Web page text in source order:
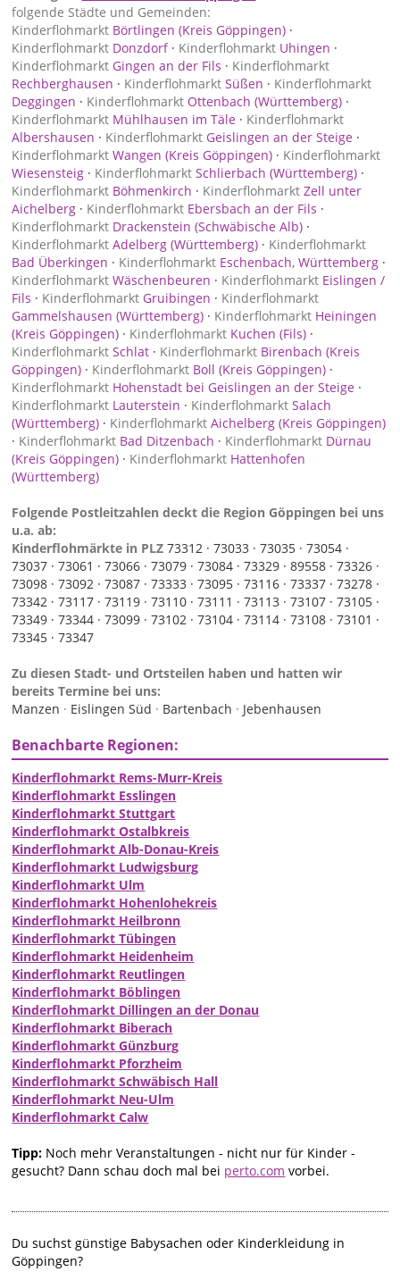
folgende Städte und Gemeinden:
Kinderflohmarkt Börtlingen (Kreis Göppingen) ·
Kinderflohmarkt Donzdorf· Kinderflohmarkt Uhingen ·
Kinderflohmarkt Gingen an der Fils · Kinderflohmarkt
Rechberghausen · Kinderflohmarkt Süßen · Kinderflohmarkt
Deggingen · Kinderflohmarkt Ottenbach (Württemberg) ·
Kinderflohmarkt Mühlhausen im Täle · Kinderflohmarkt
Albershausen · Kinderflohmarkt Geislingen an der Steige ·
Kinderflohmarkt Wangen (Kreis Göppingen) · Kinderflohmarkt
Wiesensteig · Kinderflohmarkt Schlierbach (Württemberg) ·
Kinderflohmarkt Böhmenkirch · Kinderflohmarkt Zell unter
Aichelberg · Kinderflohmarkt Ebersbach an der Fils ·
Kinderflohmarkt Drackenstein (Schwäbische Alb) ·
Kinderflohmarkt Adelberg (Württemberg) · Kinderflohmarkt
Bad Überkingen · Kinderflohmarkt Eschenbach, Württemberg ·
Kinderflohmarkt Wäschenbeuren · Kinderflohmarkt Eislingen /
Fils · Kinderflohmarkt Gruibingen · Kinderflohmarkt
Gammelshausen (Württemberg) · Kinderflohmarkt Heiningen
(Kreis Göppingen) · Kinderflohmarkt Kuchen (Fils) ·
Kinderflohmarkt Schlat · Kinderflohmarkt Birenbach (Kreis
Göppingen) · Kinderflohmarkt Boll (Kreis Göppingen) ·
Kinderflohmarkt Hohenstadt bei Geislingen an der Steige ·
Kinderflohmarkt Lauterstein · Kinderflohmarkt Salach
(Württemberg) · Kinderflohmarkt Aichelberg (Kreis Göppingen)
· Kinderflohmarkt Bad Ditzenbach · Kinderflohmarkt Dürnau
(Kreis Göppingen) · Kinderflohmarkt Hattenhofen
(Württemberg)
Folgende Postleitzahlen deckt die Region Göppingen bei uns
u.a. ab:
Kinderflohmärkte in PLZ73312 ·73033 ·73035 ·73054 ·
73037 ·73061 ·73066 ·73079 ·73084 ·73329 ·89558 ·73326 ·
73098 ·73092 ·73087 ·73333 ·73095 ·73116 ·73337 ·73278 ·
73342 ·73117 ·73119 ·73110 ·73111 ·73113 ·73107 ·73105 ·
73349 ·73344 ·73099 ·73102 ·73104 ·73114 ·73108 ·73101 ·
73345 ·73347
Zu diesen Stadt- und Ortsteilen haben und hatten wir
bereits Termine bei uns:
Manzen · Eislingen Süd · Bartenbach · Jebenhausen
Benachbarte Regionen:
Kinderflohmarkt Rems-Murr-Kreis
Kinderflohmarkt Esslingen
Kinderflohmarkt Stuttgart
Kinderflohmarkt Ostalbkreis
Kinderflohmarkt Alb-Donau-Kreis
Kinderflohmarkt Ludwigsburg
Kinderflohmarkt Ulm
Kinderflohmarkt Hohenlohekreis
Kinderflohmarkt Heilbronn
Kinderflohmarkt Tübingen
Kinderflohmarkt Heidenheim
Kinderflohmarkt Reutlingen
Kinderflohmarkt Böblingen
Kinderflohmarkt Dillingen an der Donau
Kinderflohmarkt Biberach
Kinderflohmarkt Günzburg
Kinderflohmarkt Pforzheim
Kinderflohmarkt Schwäbisch Hall
Kinderflohmarkt Neu-Ulm
Kinderflohmarkt Calw
Tipp: Noch mehr Veranstaltungen - nicht nur für Kinder -
gesucht? Dann schau doch mal bei perto.com vorbei.
Du suchst günstige Babysachen oder Kinderkleidung in
Göppingen?